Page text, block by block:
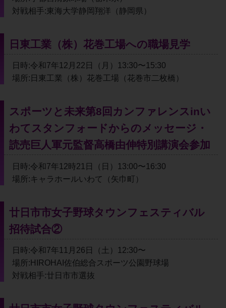
対戦相手:東海大学静岡翔洋（静岡県）
日東工業（株）花巻工場への職場見学
日時:令和7年12月22日（月）13:30〜15:30
場所:日東工業（株）花巻工場（花巻市二枚橋）
スポーツと未来第8回カンファレンスinい
わてスタンフォードからのメッセージ・
読売巨人軍元監督高橋由伸特別講演会参加
日時:令和7年12時21日（日）13:00〜16:30
場所:キャラホールいわて（矢巾町）
廿日市市女子野球タウンフェスティバル
招待試合②
日時:令和7年11月26日（土）12:30〜
場所:HIROHAI佐伯総合スポーツ公園野球場
対戦相手:廿日市市選抜